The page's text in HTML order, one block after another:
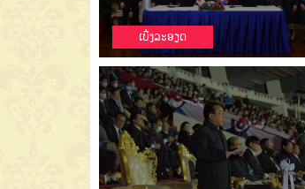
ເບີ່ງລະອຽດ